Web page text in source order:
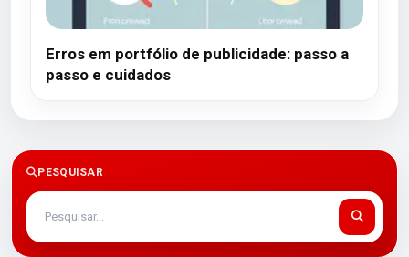
Erros em portfólio de publicidade: passo a
passo e cuidados
PESQUISAR